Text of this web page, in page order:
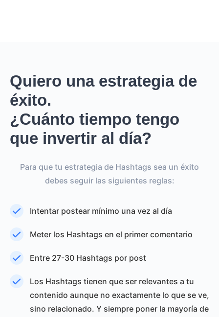
Quiero una estrategia de
éxito.
¿Cuánto tiempo tengo
que invertir al día?
Para que tu estrategia de Hashtags sea un éxito
debes seguir las siguientes reglas:
Intentar postear mínimo una vez al día
Meter los Hashtags en el primer comentario
Entre 27-30 Hashtags por post
Los Hashtags tienen que ser relevantes a tu
contenido aunque no exactamente lo que se ve,
sino relacionado. Y siempre poner la mayoría de